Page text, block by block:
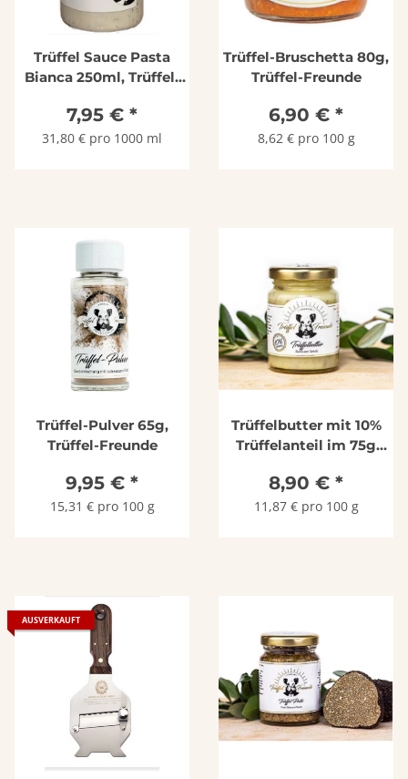
Trüffel Sauce Pasta
Bianca 250ml, Trüffel-
7,95 € *
31,80 € pro 1000 ml
Trüffel-Bruschetta 80g,
Trüffel-Freunde
6,90 € *
8,62 € pro 100 g
Trüffel-Pulver 65g,
Trüffel-Freunde
9,95 € *
15,31 € pro 100 g
Trüffelbutter mit 10%
Trüffelanteil im 75g
8,90 € *
11,87 € pro 100 g
AUSVERKAUFT